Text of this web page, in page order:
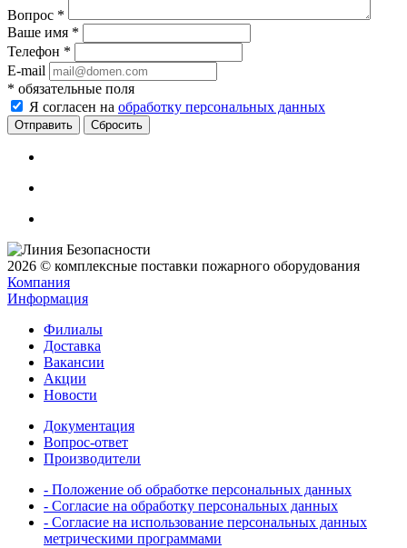
Вопрос *
Ваше имя *
Телефон *
E-mail
* обязательные поля
Я согласен на обработку персональных данных
Сбросить
2026 © комплексные поставки пожарного оборудования
Компания
Информация
Филиалы
Доставка
Вакансии
Акции
Новости
Документация
Вопрос-ответ
Производители
- Положение об обработке персональных данных
- Согласие на обработку персональных данных
- Согласие на использование персональных данных
метрическими программами